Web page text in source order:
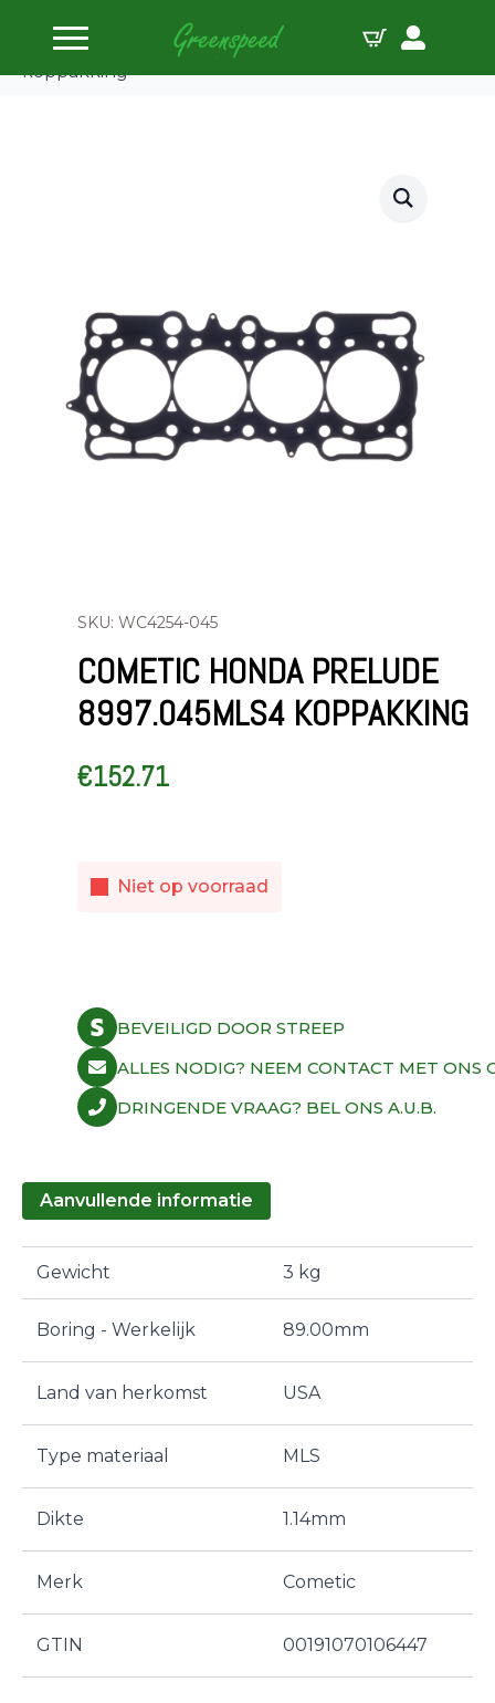
Home
Koppakkingen
Cometic HONDA PRELUDE 8997.045MLS4
koppakking
SKU: WC4254-045
COMETIC HONDA PRELUDE
8997.045MLS4 KOPPAKKING
€152.71
Niet op voorraad
BEVEILIGD DOOR STREEP
ALLES NODIG? NEEM CONTACT MET ONS
DRINGENDE VRAAG? BEL ONS A.U.B.
Aanvullende informatie
Gewicht 3 kg
Boring - Werkelijk 89.00mm
Land van herkomst USA
Type materiaal MLS
Dikte 1.14mm
Merk Cometic
GTIN 00191070106447